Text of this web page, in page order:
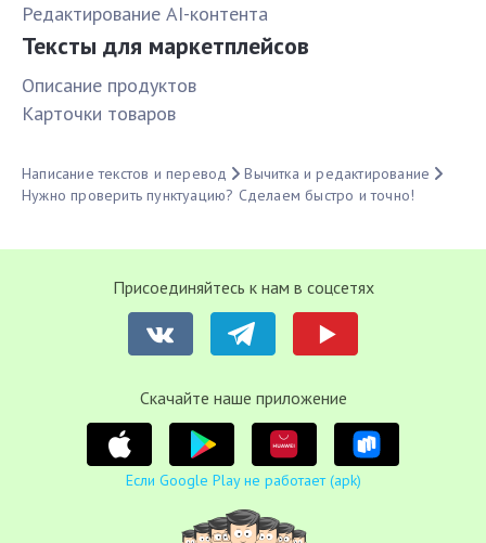
Редактирование AI-контента
Тексты для маркетплейсов
Описание продуктов
Карточки товаров
Написание текстов и перевод
Вычитка и редактирование
Нужно проверить пунктуацию? Сделаем быстро и точно!
Присоединяйтесь к нам в соцсетях
Cкачайте наше приложение
Если Google Play не работает (apk)